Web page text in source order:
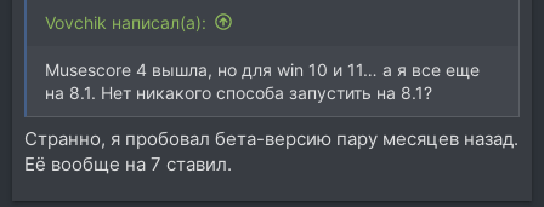
Vovchik написал(а):
Musescore 4 вышла, но для win 10 и 11… а я все еще
на 8.1. Нет никакого способа запустить на 8.1?
Странно, я пробовал бета-версию пару месяцев назад.
Её вообще на 7 ставил.